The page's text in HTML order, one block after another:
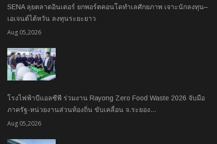
SENA ลุยตลาดอินเตอร์ ยกพอร์ตคอนโดทำเลศักยภาพ เจาะนักลงทุน–
เอเจนต์ไต้หวัน ลงทุนระยะยาว
Aug 05,2026
โรงไฟฟ้าบีแอลซีพี ร่วมงาน Rayong Zero Food Waste 2026 จับมือ
ภาครัฐ-หน่วยงานส่วนท้องถิ่น ขับเคลื่อน จ.ระยอง…
Aug 05,2026